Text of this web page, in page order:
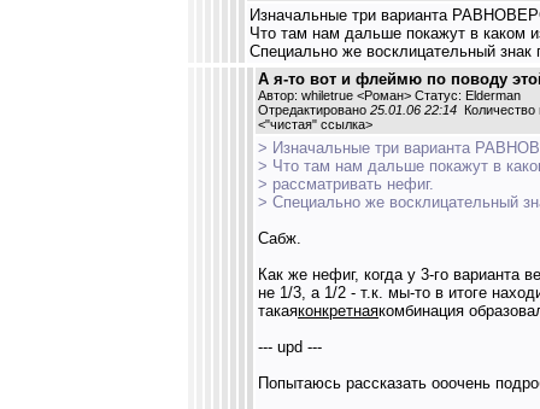
Изначальные три варианта
Что там нам дальше покажут в каком
Специально же восклицательный знак
А я-то вот и флеймю по поводу
Автор: whiletrue <Роман> Статус: Elderman
Отредактировано 25.01.06 22:14 Количество
<"чистая" ссылка>
> Изначальные три варианта
> Что там нам дальше покажут в
> рассматривать нефиг.
> Специально же восклицательный
Сабж.
Как же нефиг, когда у 3-го варианта
не 1/3, а 1/2 - т.к. мы-то в итоге
такаяконкретнаякомбинация
--- upd ---
Попытаюсь рассказать ооочень